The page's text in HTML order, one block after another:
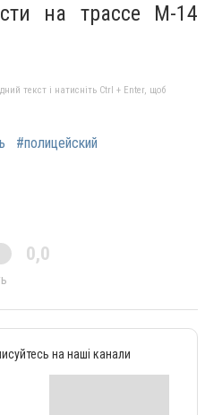
на трассе М-14
текст і натисніть Ctrl + Enter, щоб
#полицейский
0,0
на наші канали